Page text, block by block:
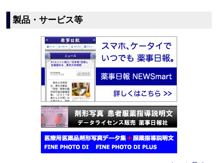
製品・サービス等